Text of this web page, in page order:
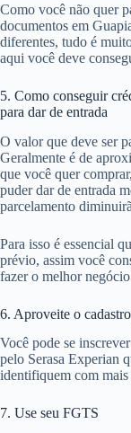
Como você não quer
documentos em
diferentes, tudo é
aqui você deve
5. Como conseguir
para dar de entrada
O valor que deve ser
Geralmente é de
que você quer
puder dar de entrada
parcelamento
Para isso é essencial
prévio, assim você
fazer o melhor
6. Aproveite o
Você pode se
pelo Serasa Experian
identifiquem com mais
7. Use seu FGTS